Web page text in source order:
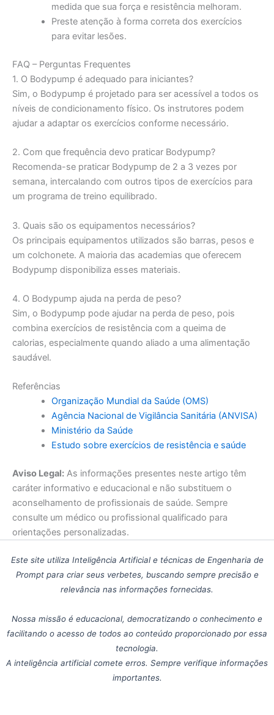
medida que sua força e resistência melhoram.
Preste atenção à forma correta dos exercícios
para evitar lesões.
FAQ – Perguntas Frequentes
1. O Bodypump é adequado para iniciantes?
Sim, o Bodypump é projetado para ser acessível a todos os
níveis de condicionamento físico. Os instrutores podem
ajudar a adaptar os exercícios conforme necessário.
2. Com que frequência devo praticar Bodypump?
Recomenda-se praticar Bodypump de 2 a 3 vezes por
semana, intercalando com outros tipos de exercícios para
um programa de treino equilibrado.
3. Quais são os equipamentos necessários?
Os principais equipamentos utilizados são barras, pesos e
um colchonete. A maioria das academias que oferecem
Bodypump disponibiliza esses materiais.
4. O Bodypump ajuda na perda de peso?
Sim, o Bodypump pode ajudar na perda de peso, pois
combina exercícios de resistência com a queima de
calorias, especialmente quando aliado a uma alimentação
saudável.
Referências
Organização Mundial da Saúde (OMS)
Agência Nacional de Vigilância Sanitária (ANVISA)
Ministério da Saúde
Estudo sobre exercícios de resistência e saúde
Aviso Legal: As informações presentes neste artigo têm
caráter informativo e educacional e não substituem o
aconselhamento de profissionais de saúde. Sempre
consulte um médico ou profissional qualificado para
orientações personalizadas.
Este site utiliza Inteligência Artificial e técnicas de Engenharia de
Prompt para criar seus verbetes, buscando sempre precisão e
relevância nas informações fornecidas.
Nossa missão é educacional, democratizando o conhecimento e
facilitando o acesso de todos ao conteúdo proporcionado por essa
tecnologia.
A inteligência artificial comete erros. Sempre verifique informações
importantes.